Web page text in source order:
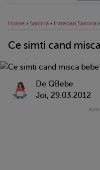
Home › Sarcina › Intrebari Sarcina ›
Ce simti cand
De QBebe
Joi, 29.03.2012